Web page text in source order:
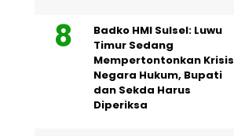
Badko HMI Sulsel: Luwu
Timur Sedang
Mempertontonkan Krisis
Negara Hukum, Bupati
dan Sekda Harus
Diperiksa